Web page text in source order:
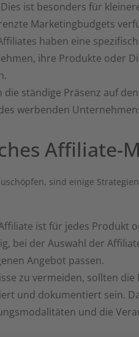
ist besonders für
Marketingbudgets
haben eine
ihre Produkte oder
die ständige Präsenz auf
werbenden
Affiliate-
sind einige
ist für jedes Produkt
bei der Auswahl der
Angebot passen.
zu vermeiden, sollten die
und dokumentiert sein.
und die